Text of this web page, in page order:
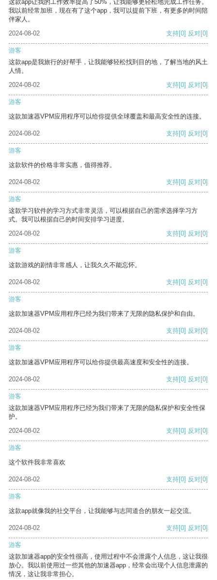
这款app让我的工作效率提高了50%，让我能够更轻松地完成工作任务。
我以前经常加班，现在有了这个app，我可以提前下班，有更多的时间陪
伴家人。
2024-08-02
支持[0] 反对[0]
游客
这款app是我旅行的好帮手，让我能够轻松找到目的地，了解当地的风土
人情。
2024-08-02
支持[0] 反对[0]
游客
这款加速器VPM应用程序可以给你提供全球覆盖和最高安全性的连接。
2024-08-02 支持[0] 反对[0]
游客
这款软件的价格非常实惠，值得推荐。
2024-08-02 支持[0] 反对[0]
游客
这款学习软件的学习方式非常灵活，可以根据自己的需求选择学习方
式。我可以根据自己的时间安排学习进度。
2024-08-02
支持[0] 反对[0]
游客
这款游戏的剧情非常感人，让我久久不能忘怀。
2024-08-02 支持[0] 反对[0]
游客
这款加速器VPM应用程序已经为我们带来了无限的隐私保护和自由。
2024-08-02 支持[0] 反对[0]
游客
这款加速器VPM应用程序可以给你提供最高速度和安全性的连接。
2024-08-02 支持[0] 反对[0]
游客
这款加速器VPM应用程序已经为我们带来了无限的隐私保护和安全性保
护。
2024-08-02
支持[0] 反对[0]
游客
这个软件我非常喜欢
2024-08-02 支持[0] 反对[0]
游客
这款app就像我的社交平台，让我能够与志同道合的朋友一起交流。
2024-08-02 支持[0] 反对[0]
游客
这款加速器app的安全性很高，使用过程中不会泄露个人信息，这让我很
放心。我以前使用过一些其他的加速器app，经常会出现个人信息泄露的
情况，这让我非常担心。